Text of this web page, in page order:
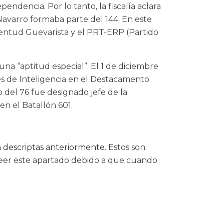
Por lo tanto, la fiscalía aclara
formaba parte del 144. En este
Guevarista y el PRT-ERP (Partido
“aptitud especial”. El 1 de diciembre
de Inteligencia en el Destacamento
del 76 fue designado jefe de la
el Batallón 601.
descriptas anteriormente. Estos son:
este apartado debido a que cuando